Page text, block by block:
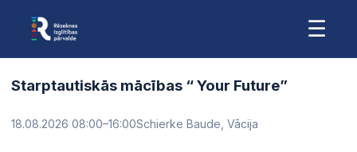
☰
Starptautiskās mācības “ Your Future”
18.08.2026 08:00–16:00Schierke Baude, Vācija